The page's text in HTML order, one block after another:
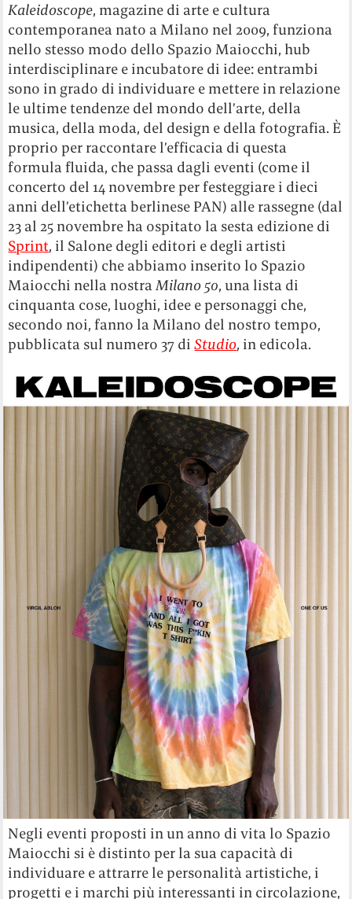
Kaleidoscope, magazine di arte e cultura
contemporanea nato a Milano nel 2009, funziona
nello stesso modo dello Spazio Maiocchi, hub
interdisciplinare e incubatore di idee: entrambi
sono in grado di individuare e mettere in relazione
le ultime tendenze del mondo dell’arte, della
musica, della moda, del design e della fotografia. È
proprio per raccontare l’efficacia di questa
formula fluida, che passa dagli eventi (come il
concerto del 14 novembre per festeggiare i dieci
anni dell’etichetta berlinese PAN) alle rassegne (dal
23 al 25 novembre ha ospitato la sesta edizione di
Sprint, il Salone degli editori e degli artisti
indipendenti) che abbiamo inserito lo Spazio
Maiocchi nella nostraMilano 50, una lista di
cinquanta cose, luoghi, idee e personaggi che,
secondo noi, fanno la Milano del nostro tempo,
pubblicata sul numero 37 diStudio, in edicola.
Negli eventi proposti in un anno di vita lo Spazio
Maiocchi si è distinto per la sua capacità di
individuare e attrarre le personalità artistiche, i
progetti e i marchi più interessanti in circolazione,